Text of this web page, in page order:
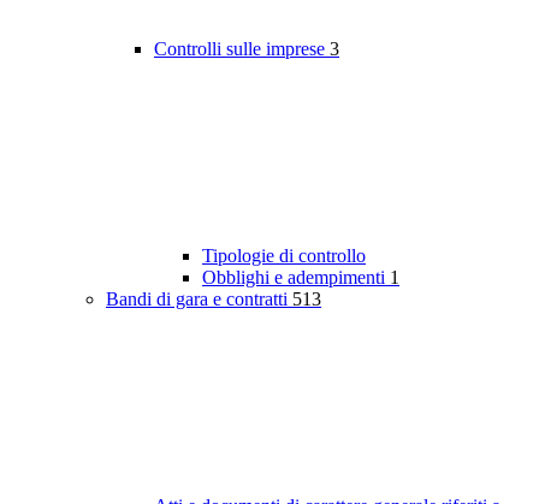
Controlli sulle imprese 3
Tipologie di controllo
Obblighi e adempimenti 1
Bandi di gara e contratti 513